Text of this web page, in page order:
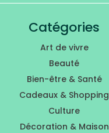
Catégories
Art de vivre
Beauté
Bien-être & Santé
Cadeaux & Shopping
Culture
Décoration & Maison